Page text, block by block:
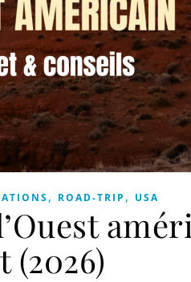
, ROAD-TRIP , USA
(2026)